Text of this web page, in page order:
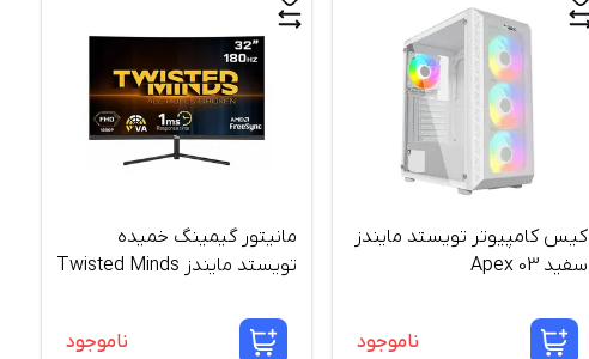
کیس کامپیوتر تویستد مایندز
سفید 03 Apex
ناموجود
مانیتور گیمینگ خمیده
تویستد مایندز Twisted Minds
اینچ
ناموجود